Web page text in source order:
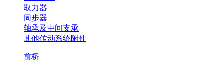
取力器
同步器
轴承及中间支承
其他传动系统附件
前桥